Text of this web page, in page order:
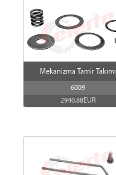
Mekanizma Tamir Takımı
6009
2940,88EUR